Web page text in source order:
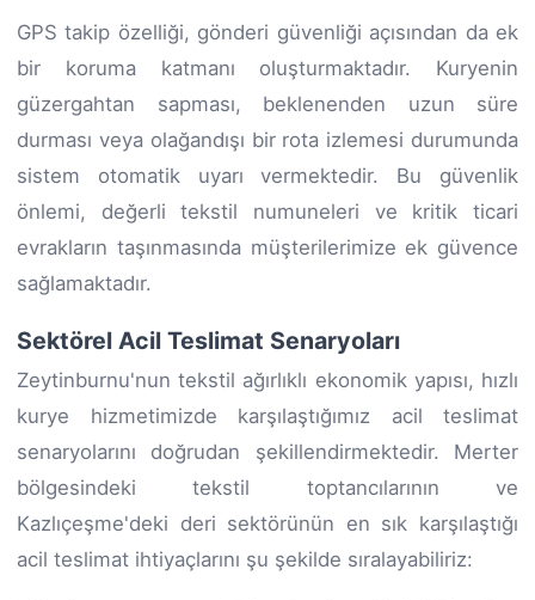
GPS takip özelliği, gönderi güvenliği açısından da ek
bir koruma katmanı oluşturmaktadır. Kuryenin
güzergahtan sapması, beklenenden uzun süre
durması veya olağandışı bir rota izlemesi durumunda
sistem otomatik uyarı vermektedir. Bu güvenlik
önlemi, değerli tekstil numuneleri ve kritik ticari
evrakların taşınmasında müşterilerimize ek güvence
sağlamaktadır.
Sektörel Acil Teslimat Senaryoları
Zeytinburnu'nun tekstil ağırlıklı ekonomik yapısı, hızlı
kurye hizmetimizde karşılaştığımız acil teslimat
senaryolarını doğrudan şekillendirmektedir. Merter
bölgesindeki tekstil toptancılarının ve
Kazlıçeşme'deki deri sektörünün en sık karşılaştığı
acil teslimat ihtiyaçlarını şu şekilde sıralayabiliriz: